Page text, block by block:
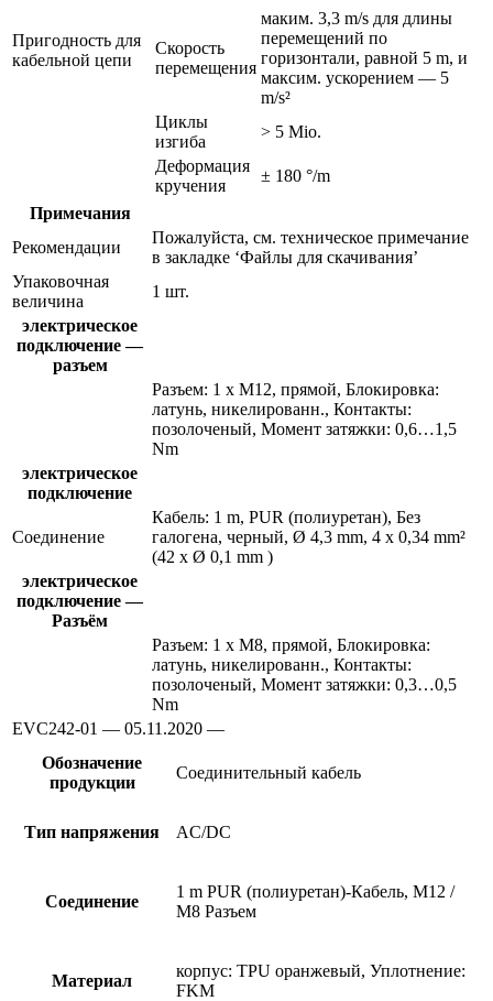
Пригодность для
кабельной цепи
Скорость
перемещения
маким. 3,3 m/s для длины
перемещений по
горизонтали, равной 5 m, и
максим. ускорением — 5
m/s²
Циклы
изгиба
> 5 Mio.
Деформация
кручения
± 180 °/m
Примечания
Рекомендации
Пожалуйста, см. техническое примечание
в закладке ‘Файлы для скачивания’
Упаковочная
величина
1 шт.
электрическое
подключение —
разъем
Разъем: 1 x M12, прямой, Блокировка:
латунь, никелированн., Контакты:
позолоченый, Момент затяжки: 0,6…1,5
Nm
электрическое
подключение
Соединение
Кабель: 1 m, PUR (полиуретан), Без
галогена, черный, Ø 4,3 mm, 4 x 0,34 mm²
(42 x Ø 0,1 mm )
электрическое
подключение —
Разъём
Разъем: 1 x M8, прямой, Блокировка:
латунь, никелированн., Контакты:
позолоченый, Момент затяжки: 0,3…0,5
Nm
EVC242-01 — 05.11.2020 —
Обозначение
продукции
Соединительный кабель
Тип напряжения AC/DC
Соединение
1 m PUR (полиуретан)-Кабель, M12 /
M8 Разъем
Материал
корпус: TPU оранжевый, Уплотнение:
FKM